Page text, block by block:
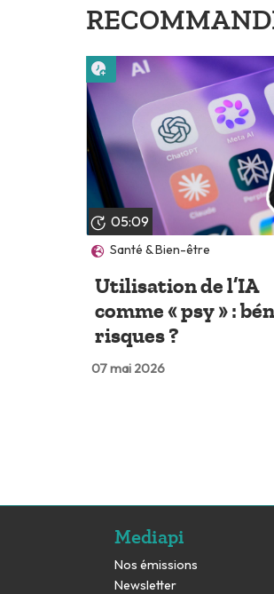
05:09
Santé & Bien-être
Utilisation de l’IA
comme « psy » :
risques ?
07 mai 2026
Lire plus tard
Mediapi
Nos émissions
Newsletter